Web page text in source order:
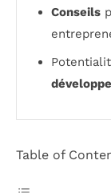
Conseils
Table of